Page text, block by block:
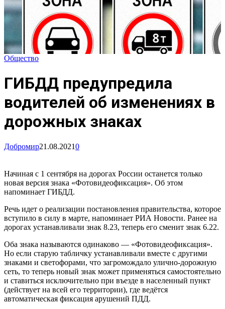
Общество
ГИБДД предупредила
водителей об изменениях в
дорожных знаках
Добромир21.08.20210
Начиная с 1 сентября на дорогах России останется только
новая версия знака «Фотовидеофиксация». Об этом
напоминает ГИБДД.
Речь идет о реализации постановления правительства, которое
вступило в силу в марте, напоминает РИА Новости. Ранее на
дорогах устанавливали знак 8.23, теперь его сменит знак 6.22.
Оба знака называются одинаково — «Фотовидеофиксация».
Но если старую табличку устанавливали вместе с другими
знаками и светофорами, что загромождало улично-дорожную
сеть, то теперь новый знак может применяться самостоятельно
и ставиться исключительно при въезде в населенный пункт
(действует на всей его территории), где ведётся
автоматическая фиксация арушений ПДД.